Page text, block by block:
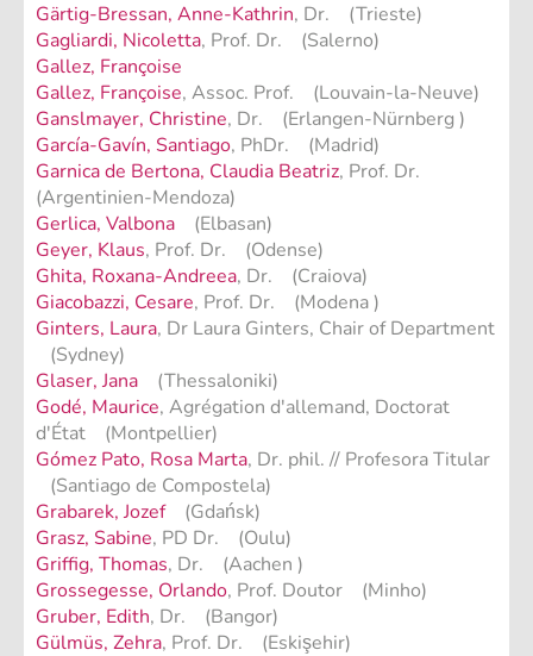
Gärtig-Bressan, Anne-Kathrin, Dr. (Trieste)
Gagliardi, Nicoletta, Prof. Dr. (Salerno)
Gallez, Françoise
Gallez, Françoise, Assoc. Prof. (Louvain-la-Neuve)
Ganslmayer, Christine, Dr. (Erlangen-Nürnberg )
García-Gavín, Santiago, PhDr. (Madrid)
Garnica de Bertona, Claudia Beatriz, Prof. Dr.
(Argentinien-Mendoza)
Gerlica, Valbona (Elbasan)
Geyer, Klaus, Prof. Dr. (Odense)
Ghita, Roxana-Andreea, Dr. (Craiova)
Giacobazzi, Cesare, Prof. Dr. (Modena )
Ginters, Laura, Dr Laura Ginters, Chair of Department
(Sydney)
Glaser, Jana (Thessaloniki)
Godé, Maurice, Agrégation d'allemand, Doctorat
d'État (Montpellier)
Gómez Pato, Rosa Marta, Dr. phil. // Profesora Titular
(Santiago de Compostela)
Grabarek, Jozef(Gdańsk)
Grasz, Sabine, PD Dr. (Oulu)
Griffig, Thomas, Dr. (Aachen )
Grossegesse, Orlando, Prof. Doutor (Minho)
Gruber, Edith, Dr. (Bangor)
Gülmüs, Zehra, Prof. Dr. (Eskişehir)